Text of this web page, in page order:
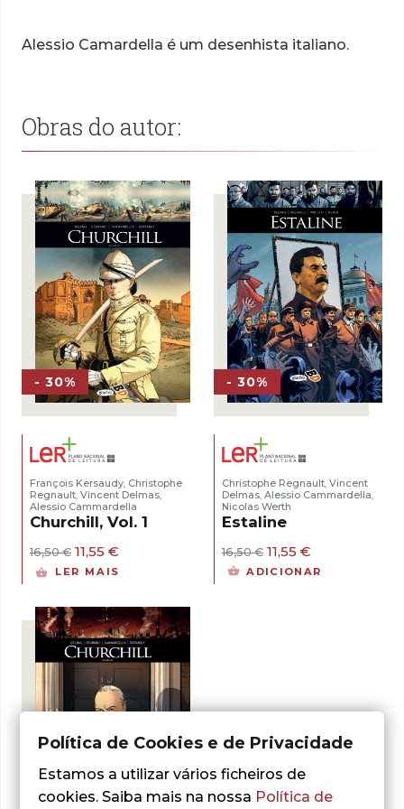
Alessio Camardella é um desenhista italiano.
Obras do autor:
- 30%
François Kersaudy Christophe
Regnault Vincent Delmas
Alessio Cammardella
Churchill, Vol. 1
16,50€ O
preço
original
16,50 €.
11,55 €
11,55 €.
LER MAIS
- 30%
Christophe Regnault, Vincent
Delmas, Alessio Cammardella
Nicolas Werth
Estaline
16,50€ O
preço
original
11,55 €O
preço
atual
ADICIONAR
- 30%
Política de Cookies e de Privacidade
Estamos a utilizar vários ficheiros de
cookies. Saiba mais na nossa Política de